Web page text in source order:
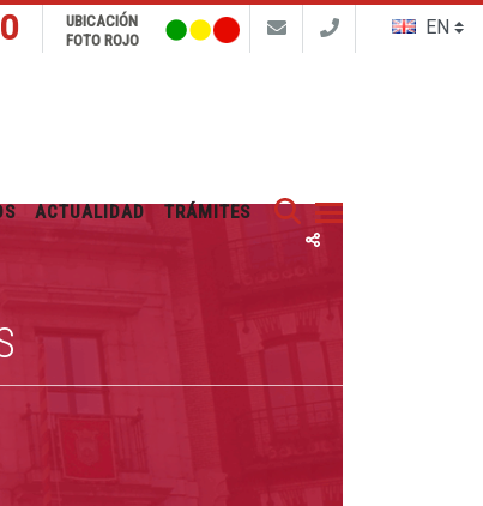
Buscar
UBICACIÓN
FOTO ROJO
ACTUALIDAD TRÁMITES